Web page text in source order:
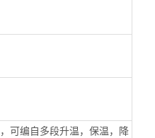
可编自多段升温，保温，降